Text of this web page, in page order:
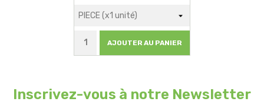
AJOUTER AU PANIER
Inscrivez-vous à notre Newsletter